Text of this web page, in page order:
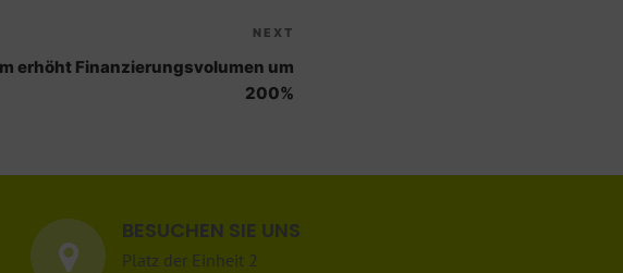
NEXT
erhöht Finanzierungsvolumen um
200%
BESUCHEN SIE UNS
Platz der Einheit 2